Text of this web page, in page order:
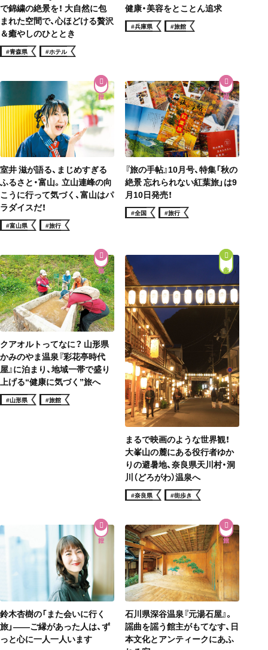
で錦繍の絶景を！ 大自然に包
まれた空間で、心ほどける贅沢
＆癒やしのひととき
#青森県 #ホテル
健康・美容をとことん追求
#兵庫県 #旅館
室井 滋が語る、まじめすぎる
ふるさと・富山。立山連峰の向
こうに行って気づく、富山はパ
ラダイスだ！
#富山県 #旅行
『旅の手帖』10月号、特集「秋の
絶景 忘れられない紅葉旅」は9
月10日発売！
#全国 #旅行
クアオルトってなに？ 山形県
かみのやま温泉『彩花亭時代
屋』に泊まり、地域一帯で盛り
上げる“健康に気づく”旅へ
#山形県 #旅館
街歩き
まるで映画のような世界観！
大峯山の麓にある役行者ゆか
りの避暑地、奈良県天川村・洞
川（どろがわ）温泉へ
#奈良県 #街歩き
鈴木杏樹の「また会いに行く
旅」——ご縁があった人は、ず
っと心に一人一人います
石川県深谷温泉『元湯石屋』。
謡曲を謡う館主がもてなす、日
本文化とアンティークにあふ